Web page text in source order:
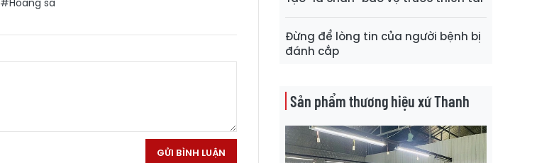
#Hoàng sa
GỬI BÌNH LUẬN
Đừng để lòng tin của người bệnh bị
đánh cắp
Sản phẩm thương hiệu xứ Thanh